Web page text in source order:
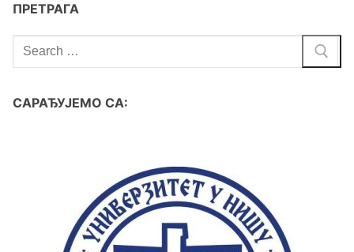
ПРЕТРАГА
САРАЂУЈЕМО СА: